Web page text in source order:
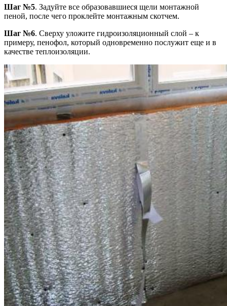
Шаг №5. Задуйте все образовавшиеся щели монтажной
пеной, после чего проклейте монтажным скотчем.
Шаг №6. Сверху уложите гидроизоляционный слой – к
примеру, пенофол, который одновременно послужит еще и в
качестве теплоизоляции.